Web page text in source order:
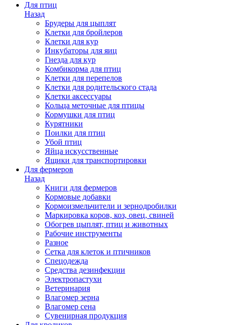
Для птиц
Назад
Брудеры для цыплят
Клетки для бройлеров
Клетки для кур
Инкубаторы для яиц
Гнезда для кур
Комбикорма для птиц
Клетки для перепелов
Клетки для родительского стада
Клетки аксессуары
Кольца меточные для птицы
Кормушки для птиц
Курятники
Поилки для птиц
Убой птиц
Яйца искусственные
Ящики для транспортировки
Для фермеров
Назад
Книги для фермеров
Кормовые добавки
Кормоизмельчители и зернодробилки
Маркировка коров, коз, овец, свиней
Обогрев цыплят, птиц и животных
Рабочие инструменты
Разное
Сетка для клеток и птичников
Спецодежда
Средства дезинфекции
Электропастухи
Ветеринария
Влагомер зерна
Влагомер сена
Сувенирная продукция